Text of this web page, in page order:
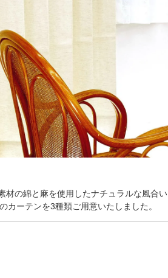
材の綿と麻を使用したナチュラルな風合い
カーテンを3種類ご用意いたしました。